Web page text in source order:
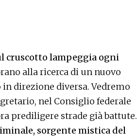
cruscotto lampeggia ogni
alla ricerca di un nuovo
direzione diversa. Vedremo
nel Consiglio federale
prediligere strade già battute.
sorgente mistica del